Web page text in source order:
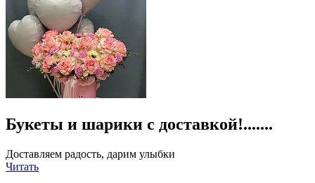
Букеты и шарики с доставкой!.......
Доставляем радость, дарим улыбки
Читать